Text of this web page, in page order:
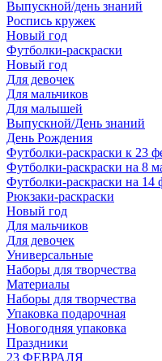
Выпускной/день знаний
Роспись кружек
Новый год
Футболки-раскраски
Новый год
Для девочек
Для мальчиков
Для малышей
Выпускной/День знаний
День Рождения
Футболки-раскраски к 23
Футболки-раскраски на 8
Футболки-раскраски на 14
Рюкзаки-раскраски
Новый год
Для мальчиков
Для девочек
Универсальные
Наборы для творчества
Материалы
Наборы для творчества
Упаковка подарочная
Новогодняя упаковка
Праздники
23 ФЕВРАЛЯ